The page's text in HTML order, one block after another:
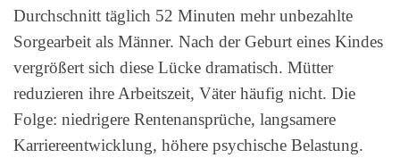
Durchschnitt täglich 52 Minuten mehr unbezahlte
Sorgearbeit als Männer. Nach der Geburt eines Kindes
vergrößert sich diese Lücke dramatisch. Mütter
reduzieren ihre Arbeitszeit, Väter häufig nicht. Die
Folge: niedrigere Rentenansprüche, langsamere
Karriereentwicklung, höhere psychische Belastung.